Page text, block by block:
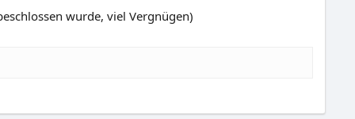
wurde, viel Vergnügen)